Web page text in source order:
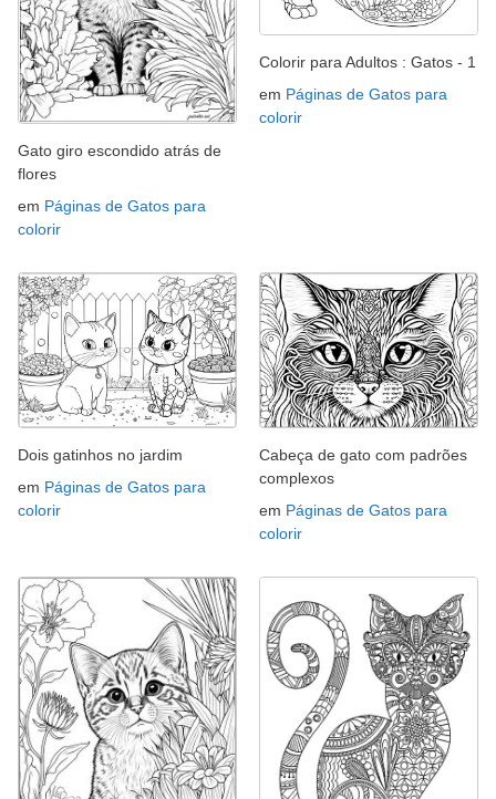
Gato giro escondido atrás de
flores
em Páginas de Gatos para
colorir
Colorir para Adultos : Gatos - 1
em Páginas de Gatos para
colorir
Dois gatinhos no jardim
em Páginas de Gatos para
colorir
Cabeça de gato com padrões
complexos
em Páginas de Gatos para
colorir